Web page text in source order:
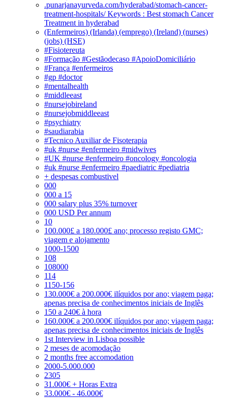
.punarjanayurveda.com/hyderabad/stomach-cancer-
treatment-hospitals/ Keywords : Best stomach Cancer
Treatment in hyderabad
(Enfermeiros) (Irlanda) (emprego) (Ireland) (nurses)
(jobs) (HSE)
#Fisiotereuta
#Formação #Gestãodecaso #ApoioDomiciliário
#França #enfermeiros
#gp #doctor
#mentalhealth
#middleeast
#nursejobireland
#nursejobmiddleeast
#psychiatry
#saudiarabia
#Tecnico Auxiliar de Fisoterapia
#uk #nurse #enfermeiro #midwives
#UK #nurse #enfermeiro #oncology #oncologia
#uk #nurse #enfermeiro #paediatric #pediatria
+ despesas combustivel
000
000 a 15
000 salary plus 35% turnover
000 USD Per annum
10
100.000£ a 180.000£ ano; processo registo GMC;
viagem e alojamento
1000-1500
108
108000
114
1150-156
130.000€ a 200.000€ ilíquidos por ano; viagem paga;
apenas precisa de conhecimentos iniciais de Inglês
150 a 240€ à hora
160.000€ a 200.000€ ilíquidos por ano; viagem paga;
apenas precisa de conhecimentos iniciais de Inglês
1st Interview in Lisboa possible
2 meses de acomodação
2 months free accomodation
2000-5.000.000
2305
31.000€ + Horas Extra
33.000€ - 46.000€